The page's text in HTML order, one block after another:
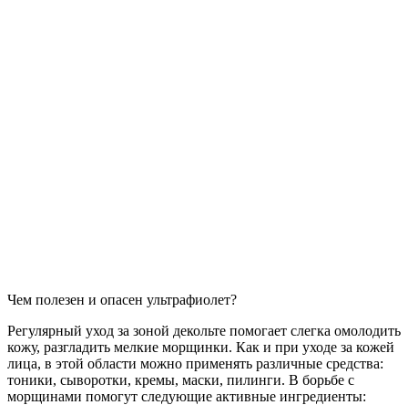
Чем полезен и опасен ультрафиолет?
Регулярный уход за зоной декольте помогает слегка омолодить
кожу, разгладить мелкие морщинки. Как и при уходе за кожей
лица, в этой области можно применять различные средства:
тоники, сыворотки, кремы, маски, пилинги. В борьбе с
морщинами помогут следующие активные ингредиенты: